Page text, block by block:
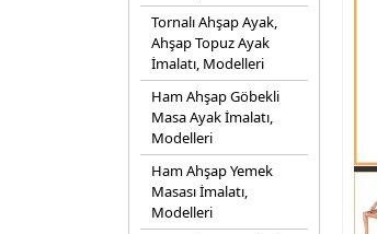
Tornalı Ahşap Ayak,
Ahşap Topuz Ayak
İmalatı, Modelleri
Ham Ahşap Göbekli
Masa Ayak İmalatı,
Modelleri
Ham Ahşap Yemek
Masası İmalatı,
Modelleri